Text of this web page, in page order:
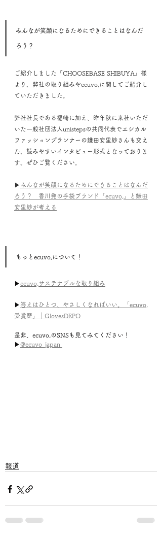
みんなが笑顔になるためにできることはなんだ
ろう？
ご紹介しました『CHOOSEBASE SHIBUYA』様
より、弊社の取り組みやecuvo,に関してご紹介し
ていただきました。
弊社社長である福崎に加え、昨年秋に来社いただ
いた一般社団法人unistepsの共同代表でエシカル
ファッションプランナーの鎌田安里紗さんも交え
た、読みやすいインタビュー形式となっておりま
す。ぜひご覧ください。
▶ みんなが笑顔になるためにできることはなんだ
ろう？　香川発の手袋ブランド「ecuvo,」と鎌田
安里紗が考える
もっとecuvo,について！
▶ecuvo,サステナブルな取り組み
▶ 答えはひとつ、やさしくなればいい。「ecuvo,
受賞歴」｜GlovesDEPO
是非、ecuvo,のSNSも見てみてください！
▶@ecuvo_japan
報道